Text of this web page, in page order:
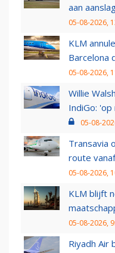
aan
05-08-2026,
KLM
Barcelona
05-08-2026,
Willie
IndiGo:
05-08-
Transavia
route
05-08-2026,
KLM blijft
05-08-2026,
Riyadh Air